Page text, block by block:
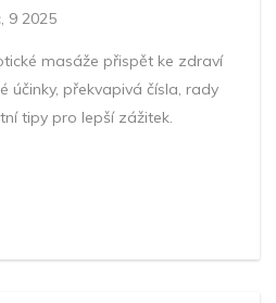
9 2025
masáže přispět ke zdraví
účinky, překvapivá čísla, rady
tipy pro lepší zážitek.